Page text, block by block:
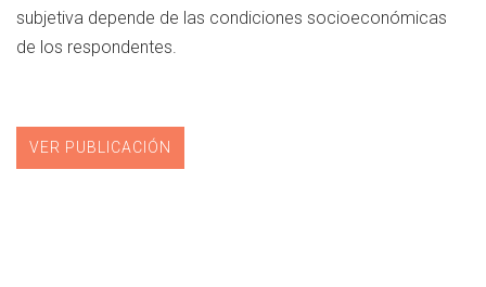
subjetiva depende de las condiciones socioeconómicas
de los respondentes.
VER PUBLICACIÓN